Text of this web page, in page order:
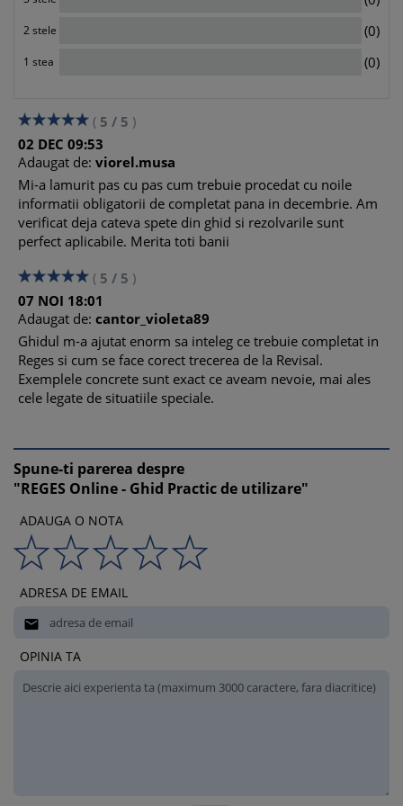
Salariati in constructii – locul de munca pe santiere
REGES – Rubrica Ture si locul de munca
REGES – Inregistrarea punctului de lucru cu mai mult de 5
salariati in alt judet
2 stele (0)
1 stea (0)
( 5 / 5 )
02 DEC 09:53
Adaugat de: viorel.musa
Mi-a lamurit pas cu pas cum trebuie procedat cu noile
informatii obligatorii de completat pana in decembrie. Am
verificat deja cateva spete din ghid si rezolvarile sunt
perfect aplicabile. Merita toti banii
( 5 / 5 )
07 NOI 18:01
Adaugat de: cantor_violeta89
Ghidul m-a ajutat enorm sa inteleg ce trebuie completat in
Reges si cum se face corect trecerea de la Revisal.
Exemplele concrete sunt exact ce aveam nevoie, mai ales
cele legate de situatiile speciale.
Spune-ti parerea despre
"REGES Online - Ghid Practic de utilizare"
ADAUGA O NOTA
ADRESA DE EMAIL

OPINIA TA